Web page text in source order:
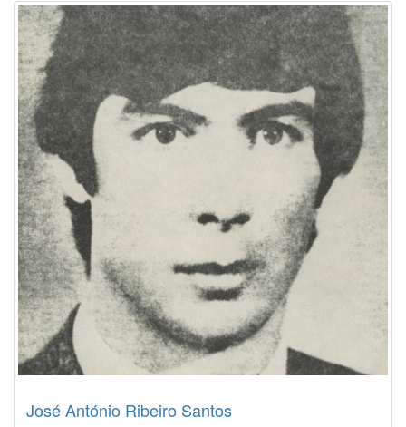
Image
José António Ribeiro Santos